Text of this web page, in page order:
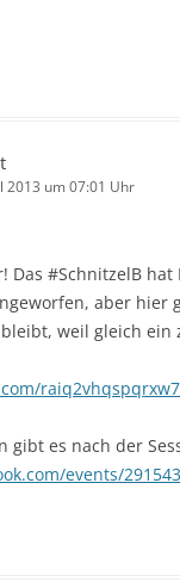
2013 um 07:01 Uhr
Das #SchnitzelB
aber hier
weil gleich ein
gibt es nach der
events/